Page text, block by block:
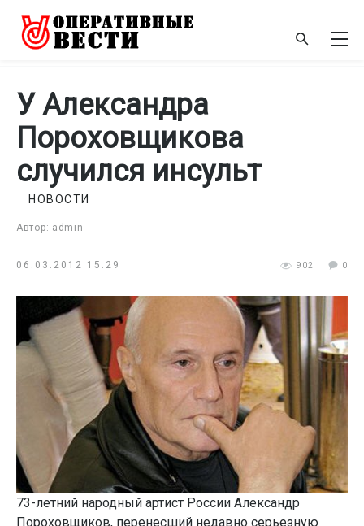
У Александра
Пороховщикова
случился инсульт
Автор: admin
НОВОСТИ
06.03.2012 15:29 902 0
73-летний народный артист России Александр
Пороховщиков, перенесший недавно серьезную